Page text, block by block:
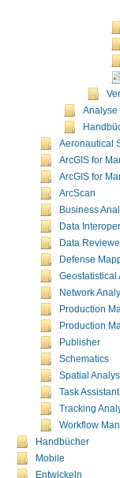
Analyse
Aeronautical
ArcGIS for
ArcGIS for
ArcScan
Business
Data
Data
Defense
Geostatistical
Network
Production
Production
Publisher
Schematics
Spatial
Task
Tracking
Workflow
Handbücher
Mobile
Entwickeln